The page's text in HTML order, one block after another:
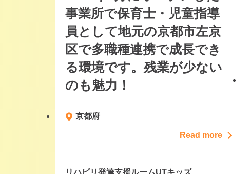
事業所で保育士・児童指導
員として地元の京都市左京
区で多職種連携で成長でき
る環境です。残業が少ない
のも魅力！
京都府
Read more